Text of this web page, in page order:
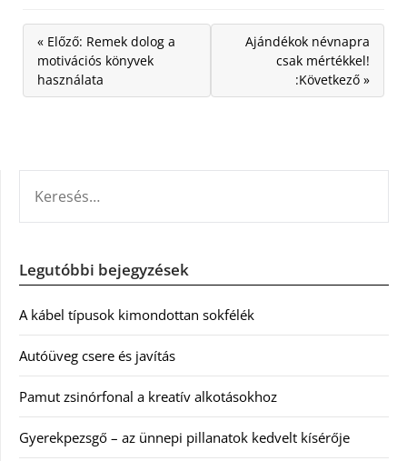
« Előző: Remek dolog a
motivációs könyvek
használata
Ajándékok névnapra
csak mértékkel!
:Következő »
Legutóbbi bejegyzések
A kábel típusok kimondottan sokfélék
Autóüveg csere és javítás
Pamut zsinórfonal a kreatív alkotásokhoz
Gyerekpezsgő – az ünnepi pillanatok kedvelt kísérője